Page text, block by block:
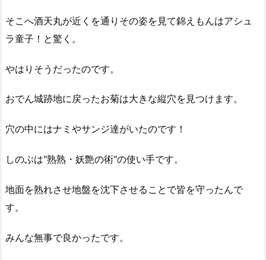
そこへ酒天丸が近くを通りその姿を見て錦えもんはアシュ
ラ童子！と驚く。
やはりそうだったのです。
おでん城跡地に戻ったお菊は大きな縦穴を見つけます。
穴の中にはナミやサンジ達がいたのです！
しのぶは"熟熟・妖艶の術"の使い手です。
地面を熟れさせ地盤を沈下させることで皆を守ったんで
す。
みんな無事で良かったです。